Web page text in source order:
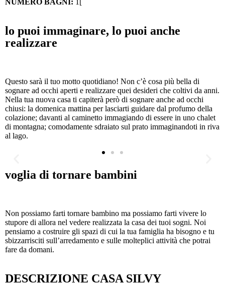
NUMERO BAGNI: 1[
lo puoi immaginare, lo puoi anche
realizzare
Questo sarà il tuo motto quotidiano! Non c’è cosa più bella di
sognare ad occhi aperti e realizzare quei desideri che coltivi da anni.
Nella tua nuova casa ti capiterà però di sognare anche ad occhi
chiusi: la domenica mattina per lasciarti guidare dal profumo della
colazione; davanti al caminetto immagiando di essere in uno chalet
di montagna; comodamente sdraiato sul prato immaginandoti in riva
al lago.
voglia di tornare bambini
Non possiamo farti tornare bambino ma possiamo farti vivere lo
stupore di allora nel vedere realizzata la casa dei tuoi sogni. Noi
pensiamo a costruire gli spazi di cui la tua famiglia ha bisogno e tu
sbizzarrisciti sull’arredamento e sulle molteplici attività che potrai
fare da domani.
DESCRIZIONE CASA SILVY